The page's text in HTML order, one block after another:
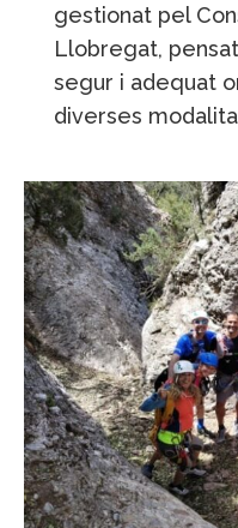
gestionat pel
Llobregat,
segur i adequat
diverses